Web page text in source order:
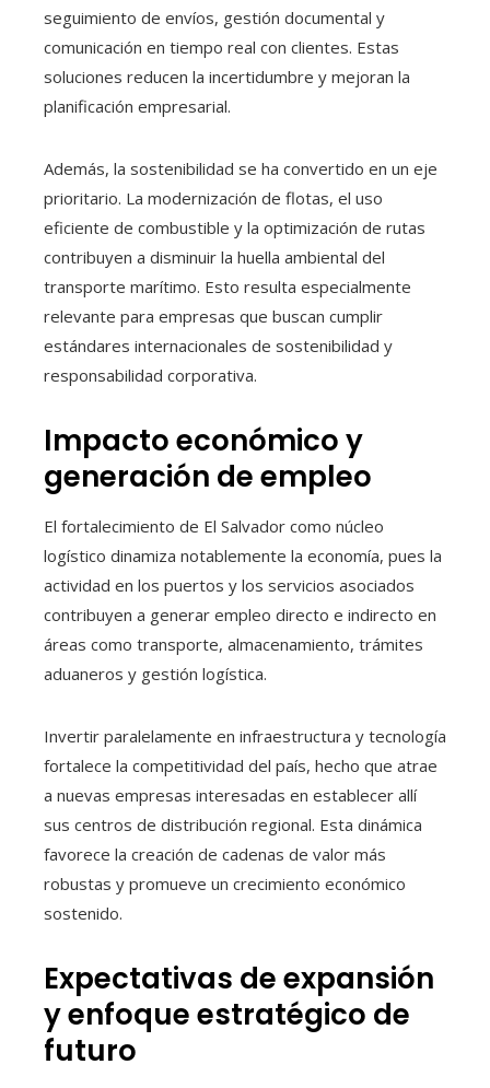
seguimiento de envíos, gestión documental y
comunicación en tiempo real con clientes. Estas
soluciones reducen la incertidumbre y mejoran la
planificación empresarial.
Además, la sostenibilidad se ha convertido en un eje
prioritario. La modernización de flotas, el uso
eficiente de combustible y la optimización de rutas
contribuyen a disminuir la huella ambiental del
transporte marítimo. Esto resulta especialmente
relevante para empresas que buscan cumplir
estándares internacionales de sostenibilidad y
responsabilidad corporativa.
Impacto económico y
generación de empleo
El fortalecimiento de El Salvador como núcleo
logístico dinamiza notablemente la economía, pues la
actividad en los puertos y los servicios asociados
contribuyen a generar empleo directo e indirecto en
áreas como transporte, almacenamiento, trámites
aduaneros y gestión logística.
Invertir paralelamente en infraestructura y tecnología
fortalece la competitividad del país, hecho que atrae
a nuevas empresas interesadas en establecer allí
sus centros de distribución regional. Esta dinámica
favorece la creación de cadenas de valor más
robustas y promueve un crecimiento económico
sostenido.
Expectativas de expansión
y enfoque estratégico de
futuro